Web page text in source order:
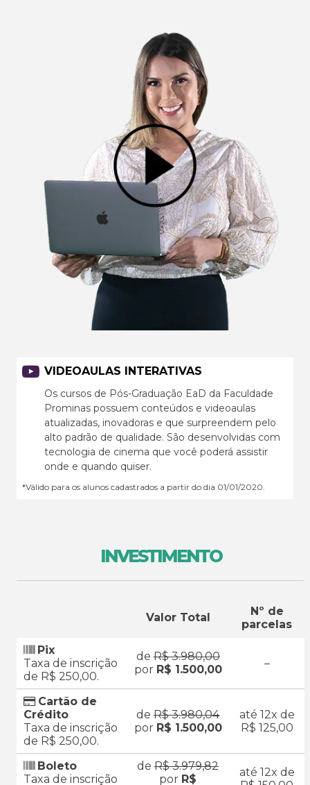
VIDEOAULAS INTERATIVAS
Os cursos de Pós-Graduação EaD da Faculdade
Prominas possuem conteúdos e videoaulas
atualizadas, inovadoras e que surpreendem pelo
alto padrão de qualidade. São desenvolvidas com
tecnologia de cinema que você poderá assistir
onde e quando quiser.
*Válido para os alunos cadastrados a partir do dia 01/01/2020.
INVESTIMENTO
Valor Total
Nº de
parcelas
Pix
Taxa de inscrição
de R$ 250,00.
deR$ 3.980,00
por R$ 1.500,00 –
Cartão de
Crédito
Taxa de inscrição
de R$ 250,00.
de R$ 3.980,04
por R$ 1.500,00
até 12x de
R$ 125,00
Boleto
Taxa de inscrição
de R$ 3.979,82
por R$
até 12x de